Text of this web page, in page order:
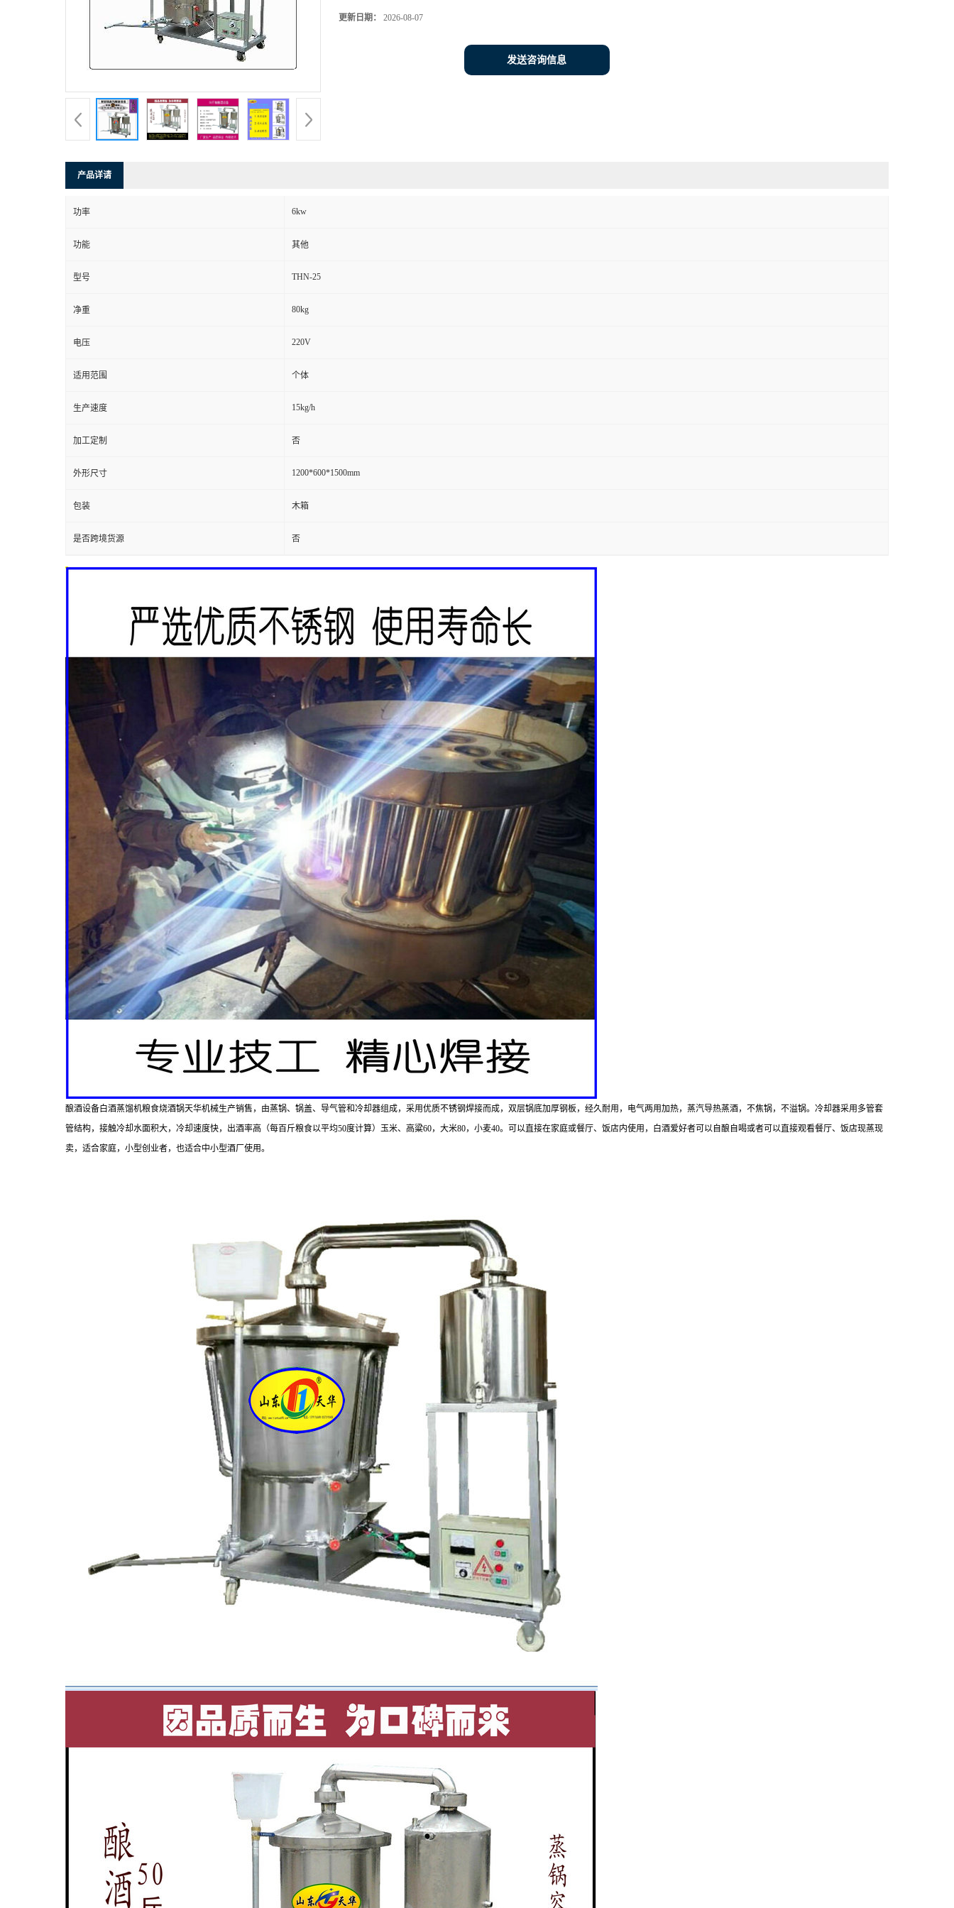
更新日期： 2026-08-07
发送咨询信息
产品详请
功率 6kw
功能 其他
型号 THN-25
净重 80kg
电压 220V
适用范围 个体
生产速度 15kg/h
加工定制 否
外形尺寸 1200*600*1500mm
包装 木箱
是否跨境货源 否
酿酒设备白酒蒸馏机粮食烧酒锅天华机械生产销售，由蒸锅、锅盖、导气管和冷却器组成，采用优质不锈钢焊接而成，双层锅底加厚钢板，经久耐用，电气两用加热，蒸汽导热蒸酒，不焦锅，不溢锅。冷却器采用多管套
管结构，接触冷却水面积大，冷却速度快，出酒率高（每百斤粮食以平均50度计算）玉米、高粱60，大米80，小麦40。可以直接在家庭或餐厅、饭店内使用，白酒爱好者可以自酿自喝或者可以直接观看餐厅、饭店现蒸现
卖，适合家庭，小型创业者，也适合中小型酒厂使用。